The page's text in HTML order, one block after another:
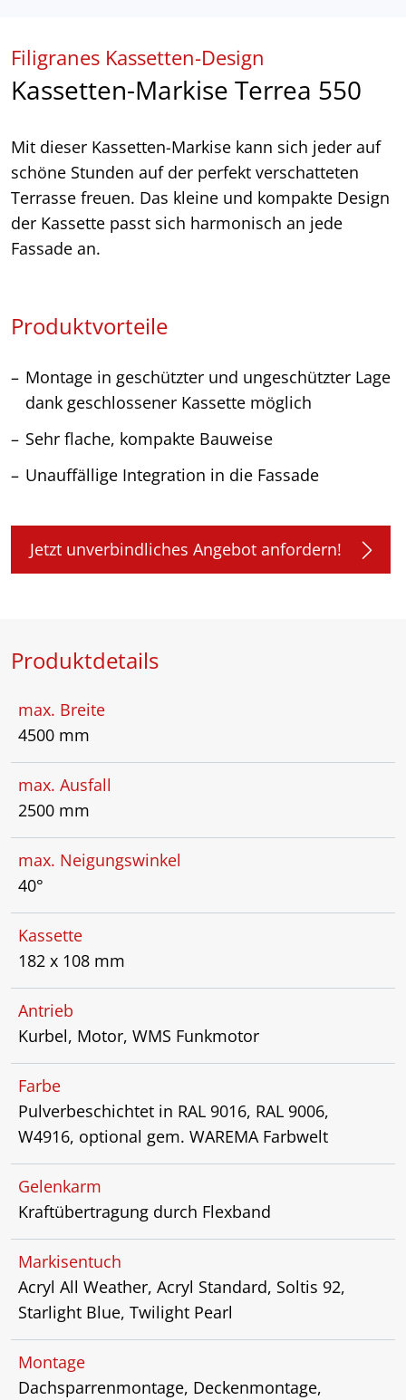
Filigranes Kassetten-Design
Kassetten-Markise Terrea 550
Mit dieser Kassetten-Markise kann sich jeder auf
schöne Stunden auf der perfekt verschatteten
Terrasse freuen. Das kleine und kompakte Design
der Kassette passt sich harmonisch an jede
Fassade an.
Produktvorteile
Montage in geschützter und ungeschützter Lage
dank geschlossener Kassette möglich
Sehr flache, kompakte Bauweise
Unauffällige Integration in die Fassade
Jetzt unverbindliches Angebot anfordern!
Produktdetails
max. Breite
4500 mm
max. Ausfall
2500 mm
max. Neigungswinkel
40°
Kassette
182 x 108 mm
Antrieb
Kurbel, Motor, WMS Funkmotor
Farbe
Pulverbeschichtet in RAL 9016, RAL 9006,
W4916, optional gem. WAREMA Farbwelt
Gelenkarm
Kraftübertragung durch Flexband
Markisentuch
Acryl All Weather, Acryl Standard, Soltis 92,
Starlight Blue, Twilight Pearl
Montage
Dachsparrenmontage, Deckenmontage,